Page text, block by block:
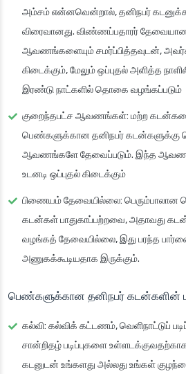
அம்சம் என்னவென்றால், தனிநபர்
விரைவானது. விண்ணப்பதாரர்
ஆவணங்களையும் சமர்ப்பித்தவுடன்,
கிடைக்கும், மேலும் ஒப்புதல் அளித்த
இரண்டு நாட்களில் தொகை வழங்கப்படும்
குறைந்தபட்ச ஆவணங்கள்: மற்ற
பெண்களுக்கான தனிநபர் கடன்களுக்கு
ஆவணங்களே தேவைப்படும். இந்த
உடனடி ஒப்புதல் கிடைக்கும்
பிணையம் தேவையில்லை:
கடன்கள் பாதுகாப்பற்றவை, அதாவது
வழங்கத் தேவையில்லை, இது பரந்த
அணுகக்கூடியதாக இருக்கும்.
பெண்களுக்கான தனிநபர்
கல்வி: கல்விக் கட்டணம், வெளிநாட்டுப்
சான்றிதழ் படிப்புகளை
கடனுடன் உங்களது அல்லது உங்கள்